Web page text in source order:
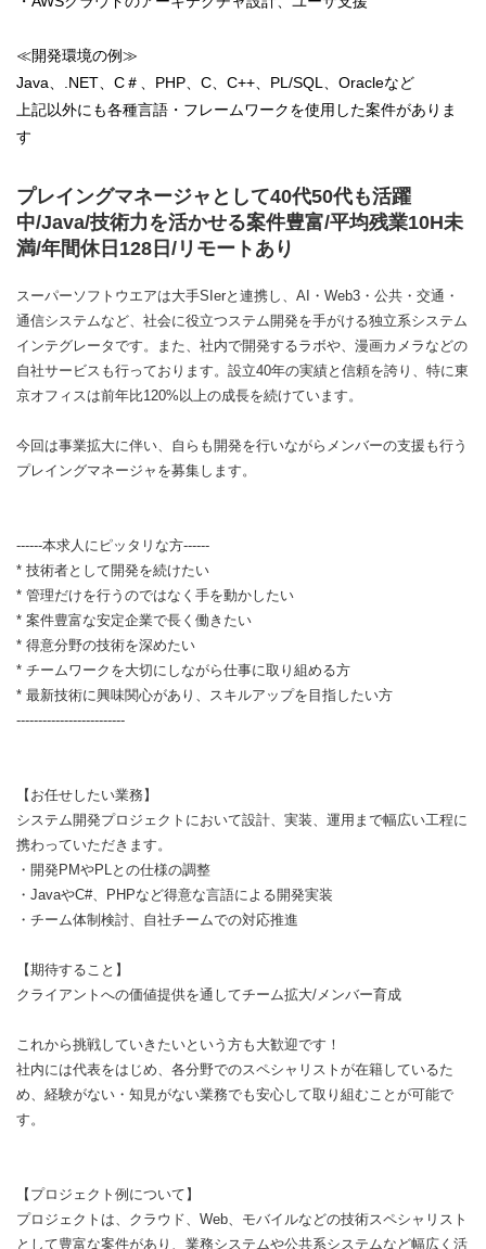
≪開発環境の例≫
Java、.NET、C＃、PHP、C、C++、PL/SQL、Oracleなど
上記以外にも各種言語・フレームワークを使用した案件がありま
す
プレイングマネージャとして40代50代も活躍
中/Java/技術力を活かせる案件豊富/平均残業10H未
満/年間休日128日/リモートあり
スーパーソフトウエアは大手SIerと連携し、AI・Web3・公共・交通・
通信システムなど、社会に役立つステム開発を手がける独立系システム
インテグレータです。また、社内で開発するラボや、漫画カメラなどの
自社サービスも行っております。設立40年の実績と信頼を誇り、特に東
京オフィスは前年比120%以上の成長を続けています。
今回は事業拡大に伴い、自らも開発を行いながらメンバーの支援も行う
プレイングマネージャを募集します。
------本求人にピッタリな方------
* 技術者として開発を続けたい
* 管理だけを行うのではなく手を動かしたい
* 案件豊富な安定企業で長く働きたい
* 得意分野の技術を深めたい
* チームワークを大切にしながら仕事に取り組める方
* 最新技術に興味関心があり、スキルアップを目指したい方
-------------------------
【お任せしたい業務】
システム開発プロジェクトにおいて設計、実装、運用まで幅広い工程に
携わっていただきます。
・開発PMやPLとの仕様の調整
・JavaやC#、PHPなど得意な言語による開発実装
・チーム体制検討、自社チームでの対応推進
【期待すること】
クライアントへの価値提供を通してチーム拡大/メンバー育成
これから挑戦していきたいという方も大歓迎です！
社内には代表をはじめ、各分野でのスペシャリストが在籍しているた
め、経験がない・知見がない業務でも安心して取り組むことが可能で
す。
【プロジェクト例について】
プロジェクトは、クラウド、Web、モバイルなどの技術スペシャリスト
として豊富な案件があり、業務システムや公共系システムなど幅広く活